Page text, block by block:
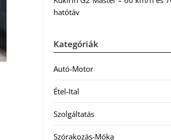
hatótáv
Kategóriák
Autó-Motor
Étel-Ital
Szolgáltatás
Szórakozás-Móka